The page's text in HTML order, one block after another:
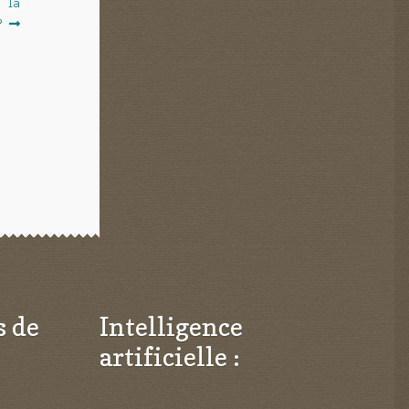
la
de
Intelligence
artificielle :